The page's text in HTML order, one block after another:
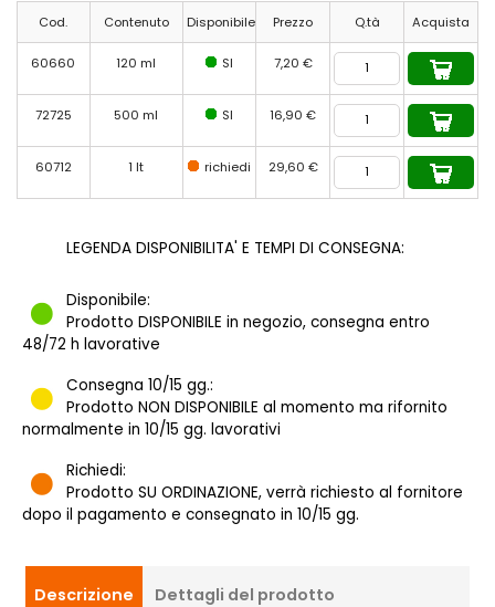
Cod. Contenuto Disponibile Prezzo Q.tà Acquista
60660 120 ml SI 7,20 €
72725 500 ml SI 16,90 €
60712 1 lt richiedi 29,60 €
LEGENDA DISPONIBILITA' E TEMPI DI CONSEGNA:
Disponibile:
Prodotto DISPONIBILE in negozio, consegna entro
48/72 h lavorative
Consegna 10/15 gg.:
Prodotto NON DISPONIBILE al momento ma rifornito
normalmente in 10/15 gg. lavorativi
Richiedi:
Prodotto SU ORDINAZIONE, verrà richiesto al fornitore
dopo il pagamento e consegnato in 10/15 gg.
Descrizione Dettagli del prodotto